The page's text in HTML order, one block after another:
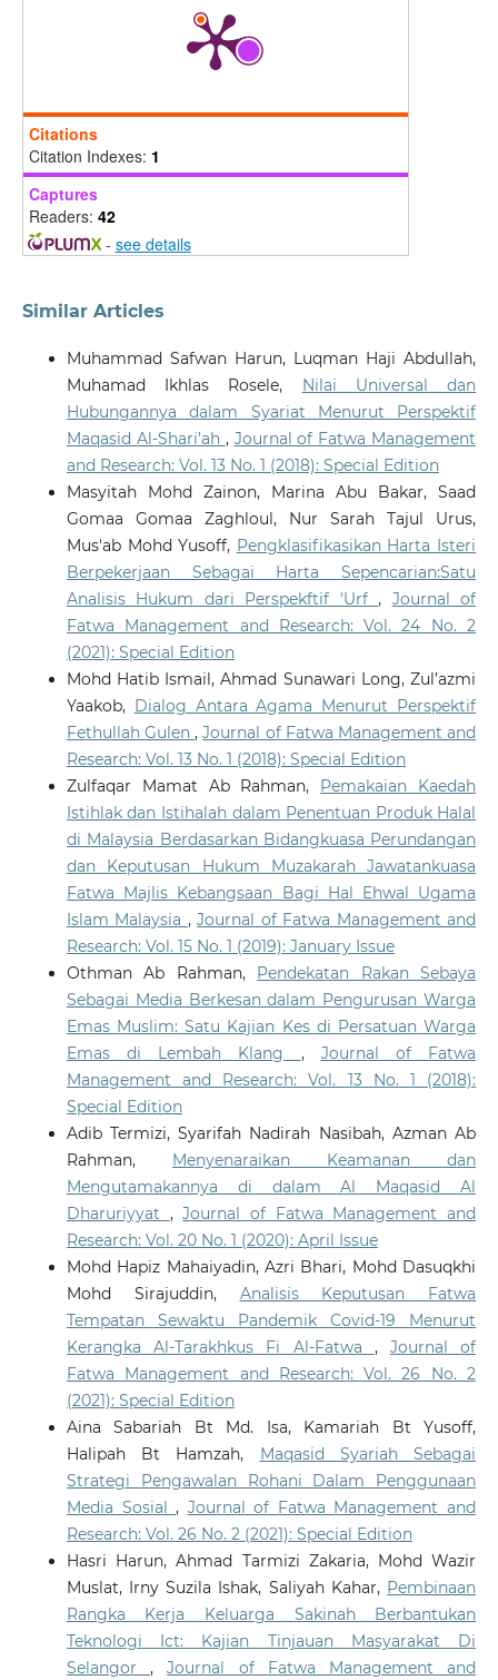
Citations
Citation Indexes: 1
Captures
Readers: 42
- see details
Similar Articles
Muhammad Safwan Harun, Luqman Haji Abdullah,
Muhamad Ikhlas Rosele, Nilai Universal dan
Hubungannya dalam Syariat Menurut Perspektif
Maqasid Al-Shari’ah , Journal of Fatwa Management
and Research: Vol. 13 No. 1 (2018): Special Edition
Masyitah Mohd Zainon, Marina Abu Bakar, Saad
Gomaa Gomaa Zaghloul, Nur Sarah Tajul Urus,
Mus'ab Mohd Yusoff, Pengklasifikasikan Harta Isteri
Berpekerjaan Sebagai Harta Sepencarian:Satu
Analisis Hukum dari Perspekftif 'Urf, Journal of
Fatwa Management and Research: Vol. 24 No. 2
(2021): Special Edition
Mohd Hatib Ismail, Ahmad Sunawari Long, Zul’azmi
Yaakob, Dialog Antara Agama Menurut Perspektif
Fethullah Gulen,Journal of Fatwa Management and
Research: Vol. 13 No. 1 (2018): Special Edition
Zulfaqar Mamat Ab Rahman, Pemakaian Kaedah
Istihlak dan Istihalah dalam Penentuan Produk Halal
di Malaysia Berdasarkan Bidangkuasa Perundangan
dan Keputusan Hukum Muzakarah Jawatankuasa
Fatwa Majlis Kebangsaan Bagi Hal Ehwal Ugama
Islam Malaysia ,Journal of Fatwa Management and
Research: Vol. 15 No. 1 (2019): January Issue
Othman Ab Rahman, Pendekatan Rakan Sebaya
Sebagai Media Berkesan dalam Pengurusan Warga
Emas Muslim: Satu Kajian Kes di Persatuan Warga
Emas di Lembah Klang , Journal of Fatwa
Management and Research: Vol. 13 No. 1 (2018):
Special Edition
Adib Termizi, Syarifah Nadirah Nasibah, Azman Ab
Rahman, Menyenaraikan Keamanan dan
Mengutamakannya di dalam Al Maqasid Al
Dharuriyyat ,Journal of Fatwa Management and
Research: Vol. 20 No. 1 (2020): April Issue
Mohd Hapiz Mahaiyadin, Azri Bhari, Mohd Dasuqkhi
Mohd Sirajuddin, Analisis Keputusan Fatwa
Tempatan Sewaktu Pandemik Covid-19 Menurut
Kerangka Al-Tarakhkus Fi Al-Fatwa , Journal of
Fatwa Management and Research: Vol. 26 No. 2
(2021): Special Edition
Aina Sabariah Bt Md. Isa, Kamariah Bt Yusoff,
Halipah Bt Hamzah, Maqasid Syariah Sebagai
Strategi Pengawalan Rohani Dalam Penggunaan
Media Sosial, Journal of Fatwa Management and
Research: Vol. 26 No. 2 (2021): Special Edition
Hasri Harun, Ahmad Tarmizi Zakaria, Mohd Wazir
Muslat, Irny Suzila Ishak, Saliyah Kahar, Pembinaan
Rangka Kerja Keluarga Sakinah Berbantukan
Teknologi Ict: Kajian Tinjauan Masyarakat Di
Selangor,Journal of Fatwa Management and